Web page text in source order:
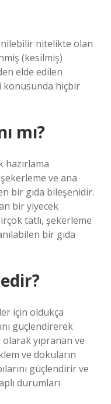
nitelikte olan
(kesilmiş)
elde edilen
hiçbir
mı?
hazırlama
ve ana
bir gıda bileşenidir.
bir yiyecek
tatlı, şekerleme
bir gıda
için oldukça
güçlendirerek
olarak yıpranan ve
ve dokuların
güçlendirir ve
durumları